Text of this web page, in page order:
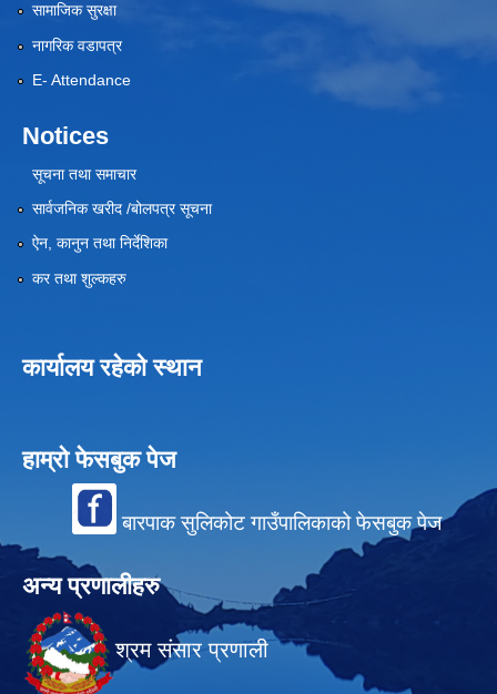
सामाजिक सुरक्षा
नागरिक वडापत्र
E- Attendance
Notices
सूचना तथा समाचार
सार्वजनिक खरीद /बोलपत्र सूचना
ऐन, कानुन तथा निर्देशिका
कर तथा शुल्कहरु
कार्यालय रहेको स्थान
हाम्रो फेसबुक पेज
बारपाक सुलिकोट गाउँपालिकाको फेसबुक पेज
अन्य प्रणालीहरु
श्रम संसार प्रणाली